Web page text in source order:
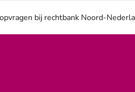
bij rechtbank Noord-